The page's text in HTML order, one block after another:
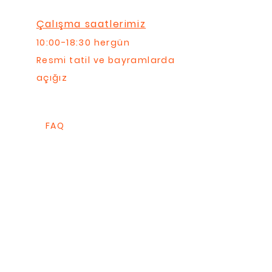
Çalışma saatlerimiz
10:00-18:30 hergün
Resmi tatil ve bayramlarda
açığız
FAQ